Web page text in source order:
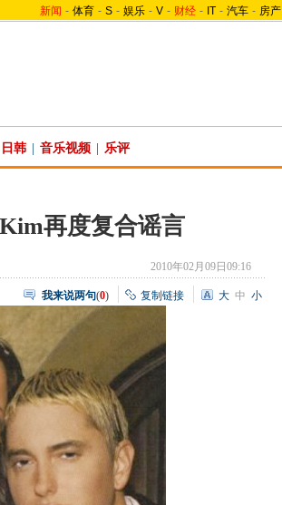
新闻 - 体育 - S - 娱乐 - V - 财经 - IT - 汽车 - 房产
日韩 音乐视频 乐评
再度复合谣言
2010年02月09日09:16
我来说两句(0) 复制链接 大 中 小